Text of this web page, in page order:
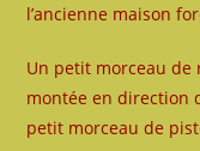
l’ancienne maison
Un petit morceau de
montée en direction
petit morceau de